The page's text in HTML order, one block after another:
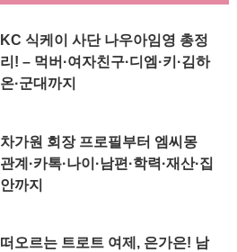
KC 식케이 사단 나우아임영 총정
리! – 먹버·여자친구·디엠·키·김하
온·군대까지
차가원 회장 프로필부터 엠씨몽
관계·카톡·나이·남편·학력·재산·집
안까지
떠오르는 트로트 여제, 은가은! 남